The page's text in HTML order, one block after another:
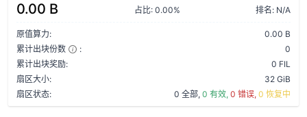
0.00 B 占比: 0.00% 排名: N/A
原值算力:
0.00 B
累计出块份数
:
0
累计出块奖励:
0 FIL
扇区大小:
32 GiB
扇区状态:
0 全部, 0 有效, 0 错误, 0 恢复中